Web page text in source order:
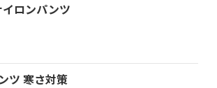
ロンパンツ
ツ 寒さ対策